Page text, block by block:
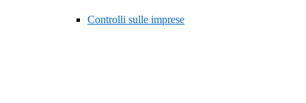
Controlli sulle imprese